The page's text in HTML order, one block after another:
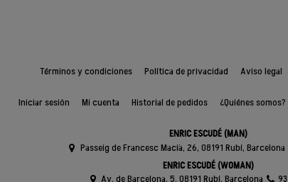
Términos y condiciones Política de privacidad Aviso legal
Iniciar sesión Mi cuenta Historial de pedidos ¿Quiénes somos?
ENRIC ESCUDÉ (MAN)
Passeig de Francesc Macià, 26, 08191 Rubí, Barcelona
ENRIC ESCUDÉ (WOMAN)
Av. de Barcelona, 5, 08191 Rubí, Barcelona